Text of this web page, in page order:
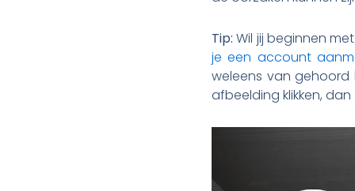
Tip: Wil jij beginnen
je een account
weleens van
afbeelding klikken,